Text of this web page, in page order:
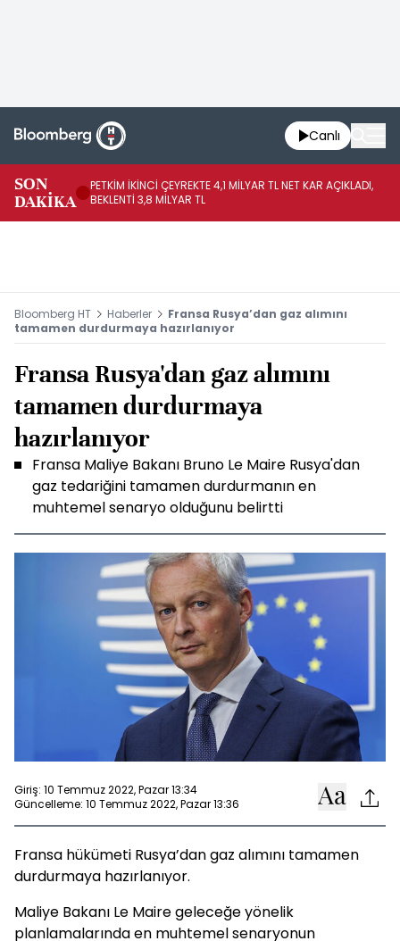
Canlı
SON
DAKİKA
PETKİM İKİNCİ ÇEYREKTE 4,1 MİLYAR TL NET KAR AÇIKLADI,
BEKLENTİ 3,8 MİLYAR TL
Bloomberg HT Haberler
Fransa Rusya’dan gaz alımını
tamamen durdurmaya hazırlanıyor
Fransa Rusya'dan gaz alımını
tamamen durdurmaya
hazırlanıyor
Fransa Maliye Bakanı Bruno Le Maire Rusya'dan
gaz tedariğini tamamen durdurmanın en
muhtemel senaryo olduğunu belirtti
Giriş: 10 Temmuz 2022, Pazar 13:34
Güncelleme: 10 Temmuz 2022, Pazar 13:36
Fransa hükümeti Rusya’dan gaz alımını tamamen
durdurmaya hazırlanıyor.
Maliye Bakanı Le Maire geleceğe yönelik
planlamalarında en muhtemel senaryonun